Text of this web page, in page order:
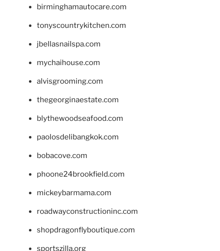
birminghamautocare.com
tonyscountrykitchen.com
jbellasnailspa.com
mychaihouse.com
alvisgrooming.com
thegeorginaestate.com
blythewoodseafood.com
paolosdelibangkok.com
bobacove.com
phoone24brookfield.com
mickeybarmama.com
roadwayconstructioninc.com
shopdragonflyboutique.com
sportszilla.org